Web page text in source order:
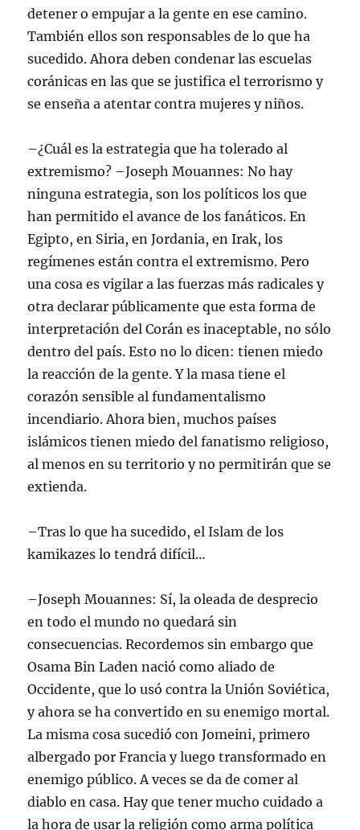
detener o empujar a la gente en ese camino.
También ellos son responsables de lo que ha
sucedido. Ahora deben condenar las escuelas
coránicas en las que se justifica el terrorismo y
se enseña a atentar contra mujeres y niños.
–¿Cuál es la estrategia que ha tolerado al
extremismo? –Joseph Mouannes: No hay
ninguna estrategia, son los políticos los que
han permitido el avance de los fanáticos. En
Egipto, en Siria, en Jordania, en Irak, los
regímenes están contra el extremismo. Pero
una cosa es vigilar a las fuerzas más radicales y
otra declarar públicamente que esta forma de
interpretación del Corán es inaceptable, no sólo
dentro del país. Esto no lo dicen: tienen miedo
la reacción de la gente. Y la masa tiene el
corazón sensible al fundamentalismo
incendiario. Ahora bien, muchos países
islámicos tienen miedo del fanatismo religioso,
al menos en su territorio y no permitirán que se
extienda.
–Tras lo que ha sucedido, el Islam de los
kamikazes lo tendrá difícil…
–Joseph Mouannes: Sí, la oleada de desprecio
en todo el mundo no quedará sin
consecuencias. Recordemos sin embargo que
Osama Bin Laden nació como aliado de
Occidente, que lo usó contra la Unión Soviética,
y ahora se ha convertido en su enemigo mortal.
La misma cosa sucedió con Jomeini, primero
albergado por Francia y luego transformado en
enemigo público. A veces se da de comer al
diablo en casa. Hay que tener mucho cuidado a
la hora de usar la religión como arma política